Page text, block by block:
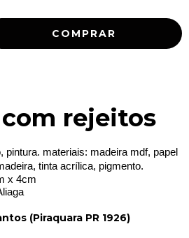
rejeitos
pintura. materiais: madeira mdf, papel
tinta acrílica, pigmento.
x 4cm
(Piraquara PR 1926)